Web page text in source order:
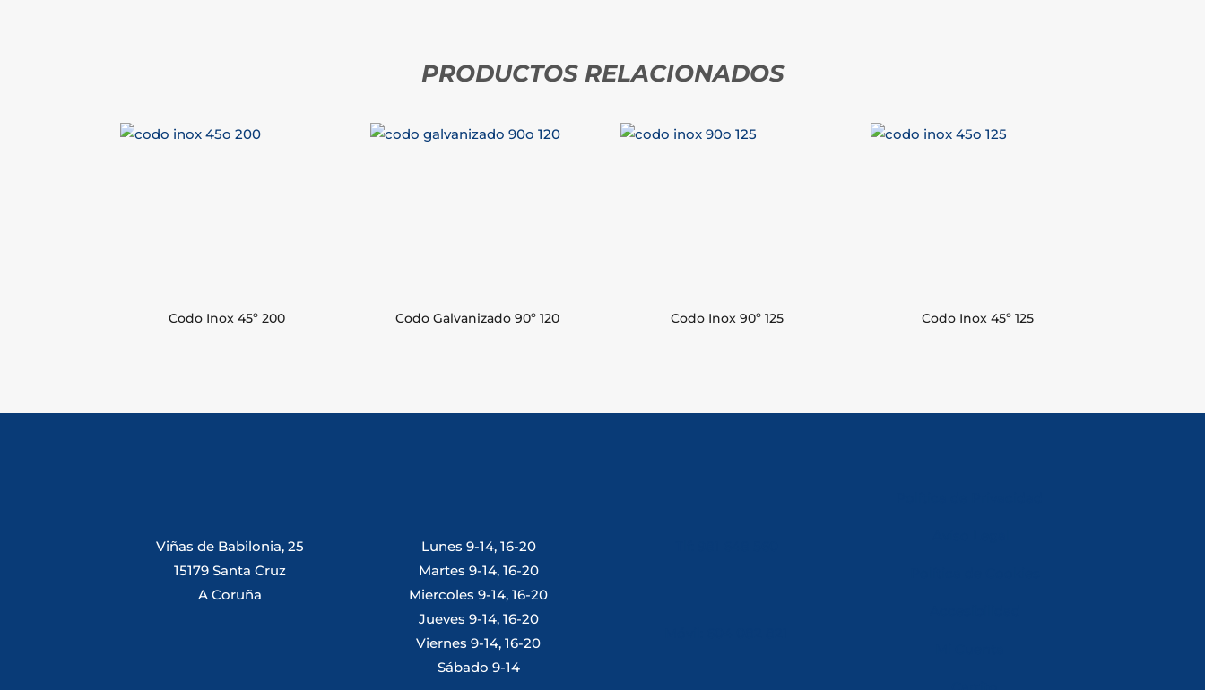
PRODUCTOS RELACIONADOS
Codo Inox 45º 200 Codo Galvanizado 90º 120 Codo Inox 90º 125 Codo Inox 45º 125
Viñas de Babilonia, 25
15179 Santa Cruz
A Coruña
Lunes 9-14, 16-20
Martes 9-14, 16-20
Miercoles 9-14, 16-20
Jueves 9-14, 16-20
Viernes 9-14, 16-20
Sábado 9-14